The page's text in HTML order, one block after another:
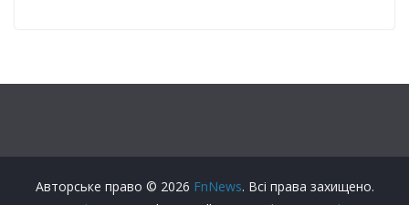
Авторське право © 2026 FnNews. Всі права захищено.